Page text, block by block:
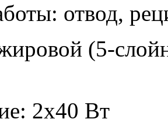
отвод,
(5-
2х40 Вт